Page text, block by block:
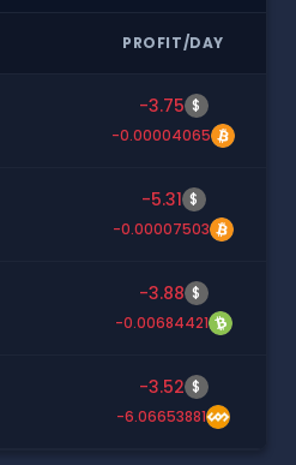
PROFIT/DAY
-3.75 $
-0.00004065
-5.31 $
-0.00007503
-3.88 $
-0.00684421
-3.52 $
-6.06653881